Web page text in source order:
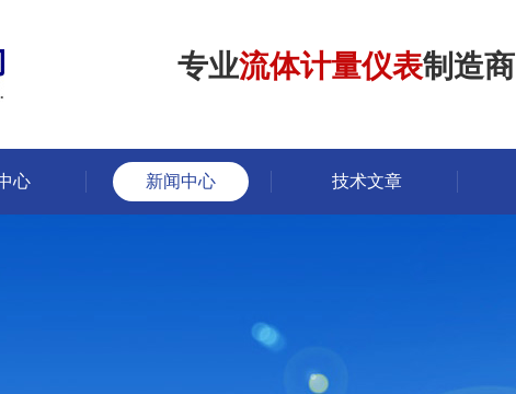
专业流体计量仪表制造商
心 新闻中心 技术文章